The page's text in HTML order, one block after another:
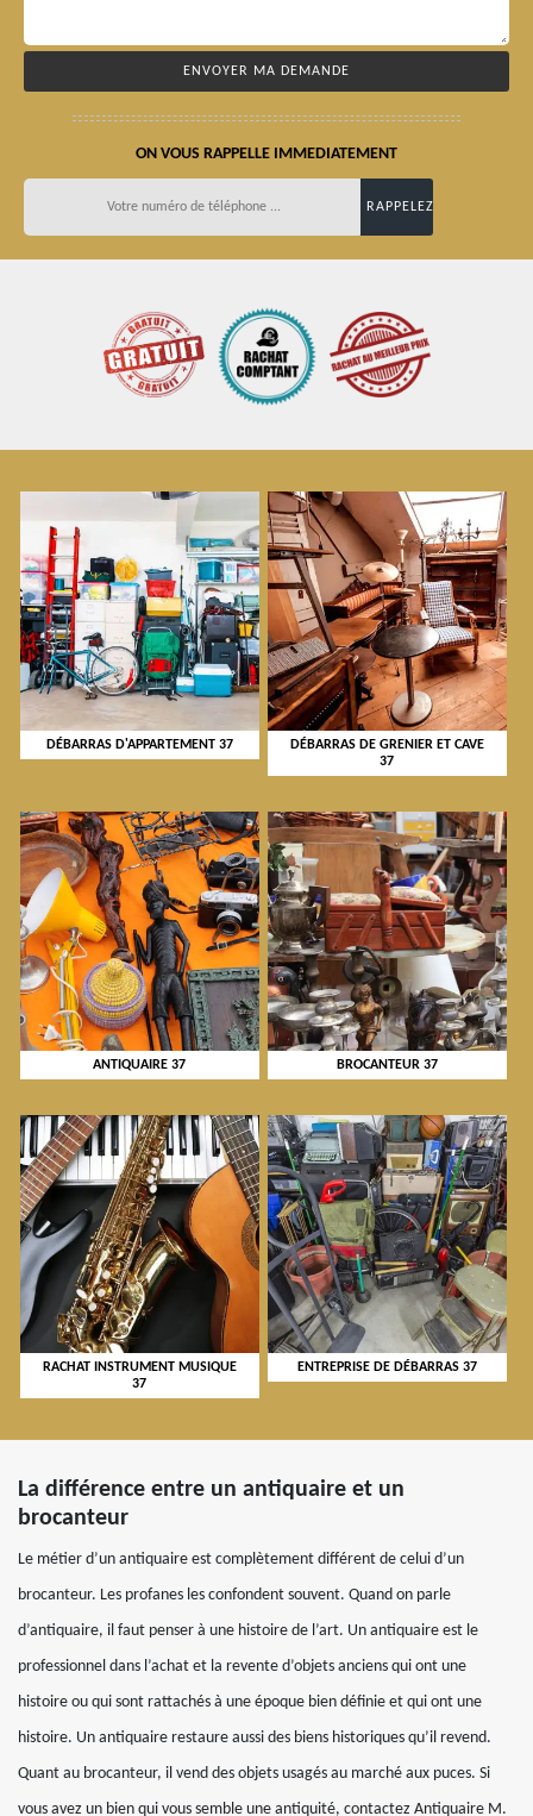
ON VOUS RAPPELLE IMMEDIATEMENT
DÉBARRAS D'APPARTEMENT 37
DÉBARRAS DE GRENIER ET CAVE
37
ANTIQUAIRE 37 BROCANTEUR 37
RACHAT INSTRUMENT MUSIQUE
37
ENTREPRISE DE DÉBARRAS 37
La différence entre un antiquaire et un
brocanteur
Le métier d’un antiquaire est complètement différent de celui d’un
brocanteur. Les profanes les confondent souvent. Quand on parle
d’antiquaire, il faut penser à une histoire de l’art. Un antiquaire est le
professionnel dans l’achat et la revente d’objets anciens qui ont une
histoire ou qui sont rattachés à une époque bien définie et qui ont une
histoire. Un antiquaire restaure aussi des biens historiques qu’il revend.
Quant au brocanteur, il vend des objets usagés au marché aux puces. Si
vous avez un bien qui vous semble une antiquité, contactez Antiquaire M.